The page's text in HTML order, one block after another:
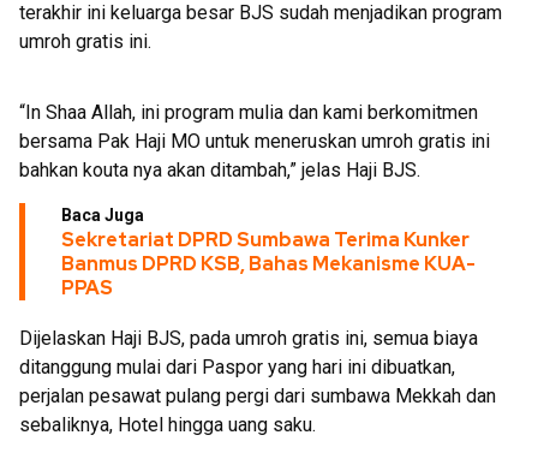
terakhir ini keluarga besar BJS sudah menjadikan program
umroh gratis ini.
“In Shaa Allah, ini program mulia dan kami berkomitmen
bersama Pak Haji MO untuk meneruskan umroh gratis ini
bahkan kouta nya akan ditambah,” jelas Haji BJS.
Baca Juga
Sekretariat DPRD Sumbawa Terima Kunker
Banmus DPRD KSB, Bahas Mekanisme KUA-
PPAS
Dijelaskan Haji BJS, pada umroh gratis ini, semua biaya
ditanggung mulai dari Paspor yang hari ini dibuatkan,
perjalan pesawat pulang pergi dari sumbawa Mekkah dan
sebaliknya, Hotel hingga uang saku.